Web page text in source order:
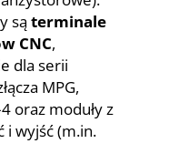
są terminale
CNC,
dla serii
MPG,
oraz moduły z
i wyjść (m.in.